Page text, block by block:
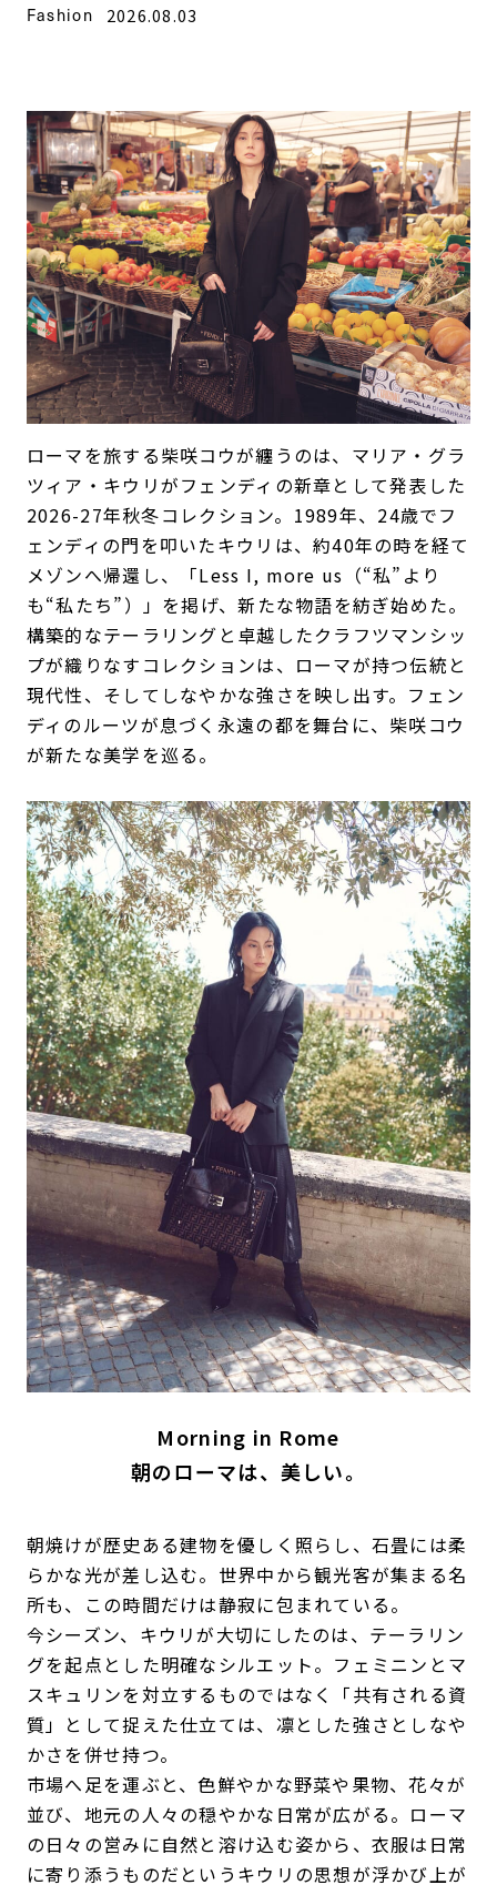
Fashion 2026.08.03
ローマを旅する柴咲コウが纏うのは、マリア・グラ
ツィア・キウリがフェンディの新章として発表した
2026-27年秋冬コレクション。1989年、24歳でフ
ェンディの門を叩いたキウリは、約40年の時を経て
メゾンへ帰還し、「Less I, more us（“私”より
も“私たち”）」を掲げ、新たな物語を紡ぎ始めた。
構築的なテーラリングと卓越したクラフツマンシッ
プが織りなすコレクションは、ローマが持つ伝統と
現代性、そしてしなやかな強さを映し出す。フェン
ディのルーツが息づく永遠の都を舞台に、柴咲コウ
が新たな美学を巡る。
Morning in Rome
朝のローマは、美しい。
朝焼けが歴史ある建物を優しく照らし、石畳には柔
らかな光が差し込む。世界中から観光客が集まる名
所も、この時間だけは静寂に包まれている。
今シーズン、キウリが大切にしたのは、テーラリン
グを起点とした明確なシルエット。フェミニンとマ
スキュリンを対立するものではなく「共有される資
質」として捉えた仕立ては、凛とした強さとしなや
かさを併せ持つ。
市場へ足を運ぶと、色鮮やかな野菜や果物、花々が
並び、地元の人々の穏やかな日常が広がる。ローマ
の日々の営みに自然と溶け込む姿から、衣服は日常
に寄り添うものだというキウリの思想が浮かび上が